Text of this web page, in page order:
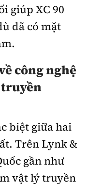
giúp XC 90
đã có mặt
công nghệ
truyền
biệt giữa hai
Trên Lynk &
gần như
vật lý truyền